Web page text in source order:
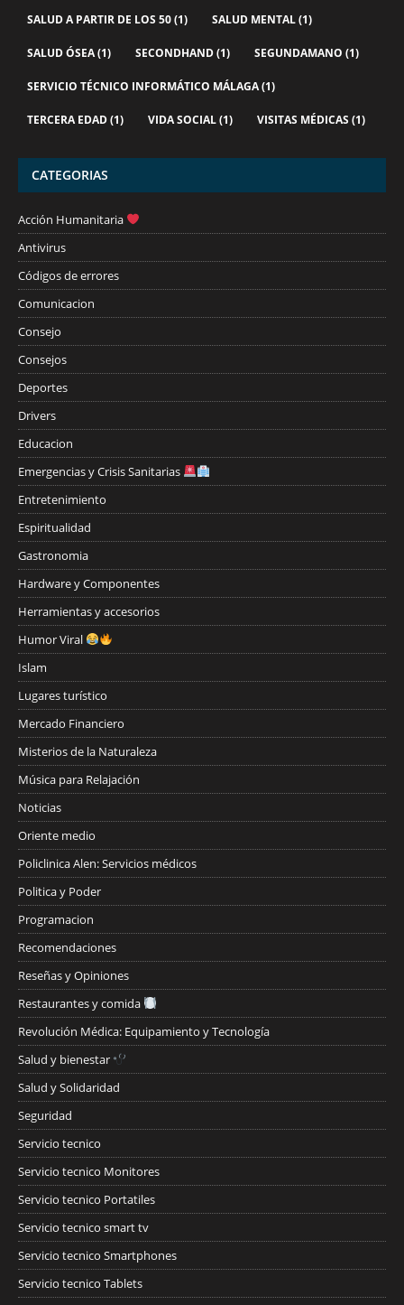
SALUD A PARTIR DE LOS 50(1) SALUD MENTAL(1)
SALUD ÓSEA(1) SECONDHAND(1) SEGUNDAMANO (1)
SERVICIO TÉCNICO INFORMÁTICO MÁLAGA(1)
TERCERA EDAD(1) VIDA SOCIAL(1) VISITAS MÉDICAS (1)
CATEGORIAS
Acción Humanitaria
Antivirus
Códigos de errores
Comunicacion
Consejo
Consejos
Deportes
Drivers
Educacion
Emergencias y Crisis Sanitarias
Entretenimiento
Espiritualidad
Gastronomia
Hardware y Componentes
Herramientas y accesorios
Humor Viral
Islam
Lugares turístico
Mercado Financiero
Misterios de la Naturaleza
Música para Relajación
Noticias
Oriente medio
Policlinica Alen: Servicios médicos
Politica y Poder
Programacion
Recomendaciones
Reseñas y Opiniones
Restaurantes y comida
Revolución Médica: Equipamiento y Tecnología
Salud y bienestar
Salud y Solidaridad
Seguridad
Servicio tecnico
Servicio tecnico Monitores
Servicio tecnico Portatiles
Servicio tecnico smart tv
Servicio tecnico Smartphones
Servicio tecnico Tablets